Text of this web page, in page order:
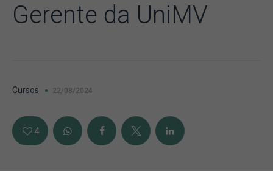
Gerente da UniMV
Cursos 22/08/2024
4